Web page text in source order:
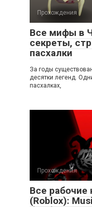
Прохождения
Все мифы в
секреты,
пасхалки
За годы
десятки легенд.
пасхалках,
Прохождения
Все
(Roblox):